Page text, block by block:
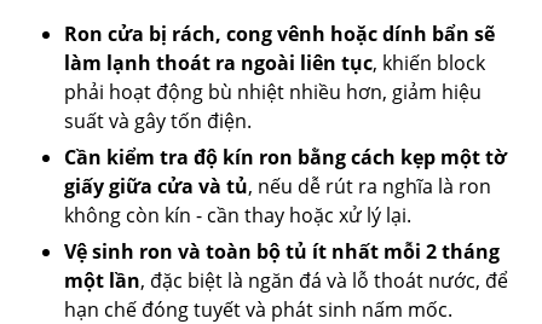
Ron cửa bị rách, cong vênh hoặc dính bẩn sẽ
làm lạnh thoát ra ngoài liên tục, khiến block
phải hoạt động bù nhiệt nhiều hơn, giảm hiệu
suất và gây tốn điện.
Cần kiểm tra độ kín ron bằng cách kẹp một tờ
giấy giữa cửa và tủ, nếu dễ rút ra nghĩa là ron
không còn kín - cần thay hoặc xử lý lại.
Vệ sinh ron và toàn bộ tủ ít nhất mỗi 2 tháng
một lần, đặc biệt là ngăn đá và lỗ thoát nước, để
hạn chế đóng tuyết và phát sinh nấm mốc.